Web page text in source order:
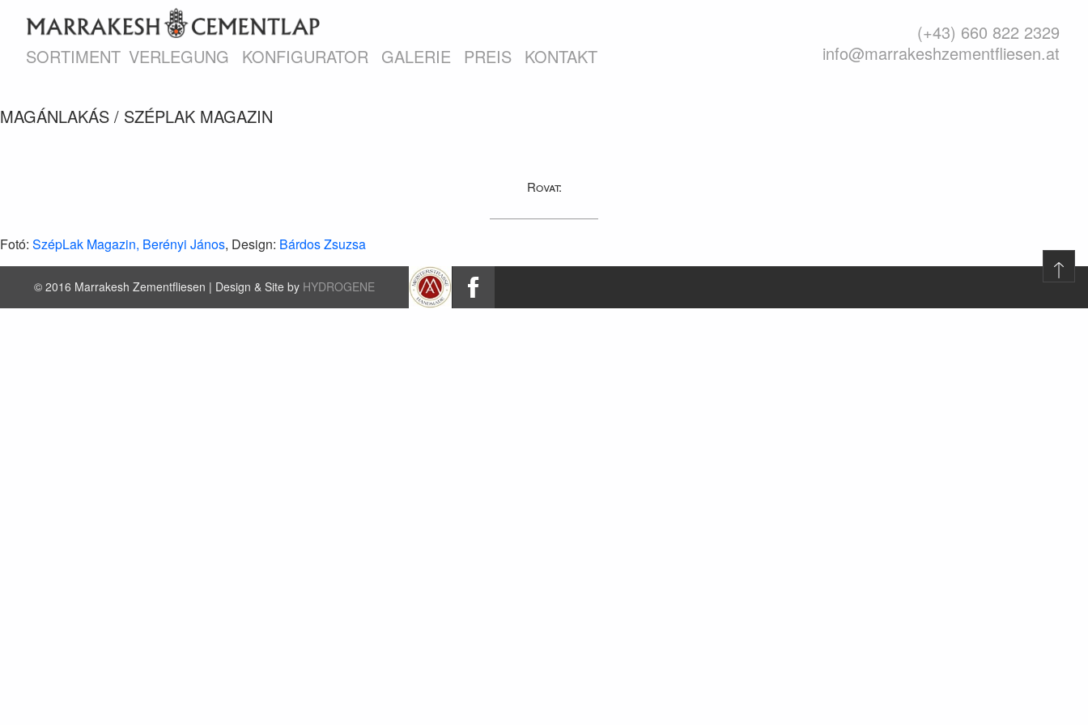
SORTIMENT VERLEGUNG KONFIGURATOR GALERIE PREIS KONTAKT
(+43) 660 822 2329
info@marrakeshzementfliesen.at
MAGÁNLAKÁS / SZÉPLAK MAGAZIN
Rovat:
Fotó: SzépLak Magazin, Berényi János, Design: Bárdos Zsuzsa
© 2016 Marrakesh Zementfliesen | Design & Site by HYDROGENE